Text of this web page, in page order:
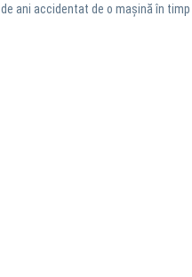
de ani accidentat de o mașină în